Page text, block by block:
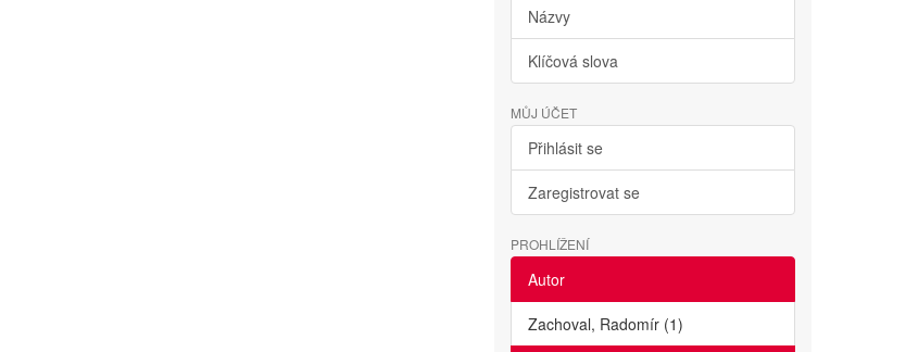
Názvy
Klíčová slova
MŮJ ÚČET
Přihlásit se
Zaregistrovat se
PROHLÍŽENÍ
Autor
Zachoval, Radomír (1)